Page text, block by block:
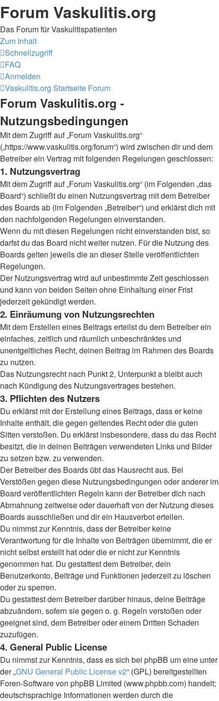
Forum Vaskulitis.org
Das Forum für Vaskulitispatienten
Zum Inhalt
Schnellzugriff
FAQ
Anmelden
Vaskulitis.org Startseite Forum
Forum Vaskulitis.org -
Nutzungsbedingungen
Mit dem Zugriff auf „Forum Vaskulitis.org“
(„https://www.vaskulitis.org/forum“) wird zwischen dir und dem
Betreiber ein Vertrag mit folgenden Regelungen geschlossen:
1. Nutzungsvertrag
Mit dem Zugriff auf „Forum Vaskulitis.org“ (im Folgenden „das
Board“) schließt du einen Nutzungsvertrag mit dem Betreiber
des Boards ab (im Folgenden „Betreiber“) und erklärst dich mit
den nachfolgenden Regelungen einverstanden.
Wenn du mit diesen Regelungen nicht einverstanden bist, so
darfst du das Board nicht weiter nutzen. Für die Nutzung des
Boards gelten jeweils die an dieser Stelle veröffentlichten
Regelungen.
Der Nutzungsvertrag wird auf unbestimmte Zeit geschlossen
und kann von beiden Seiten ohne Einhaltung einer Frist
jederzeit gekündigt werden.
2. Einräumung von Nutzungsrechten
Mit dem Erstellen eines Beitrags erteilst du dem Betreiber ein
einfaches, zeitlich und räumlich unbeschränktes und
unentgeltliches Recht, deinen Beitrag im Rahmen des Boards
zu nutzen.
Das Nutzungsrecht nach Punkt 2, Unterpunkt a bleibt auch
nach Kündigung des Nutzungsvertrages bestehen.
3. Pflichten des Nutzers
Du erklärst mit der Erstellung eines Beitrags, dass er keine
Inhalte enthält, die gegen geltendes Recht oder die guten
Sitten verstoßen. Du erklärst insbesondere, dass du das Recht
besitzt, die in deinen Beiträgen verwendeten Links und Bilder
zu setzen bzw. zu verwenden.
Der Betreiber des Boards übt das Hausrecht aus. Bei
Verstößen gegen diese Nutzungsbedingungen oder anderer im
Board veröffentlichten Regeln kann der Betreiber dich nach
Abmahnung zeitweise oder dauerhaft von der Nutzung dieses
Boards ausschließen und dir ein Hausverbot erteilen.
Du nimmst zur Kenntnis, dass der Betreiber keine
Verantwortung für die Inhalte von Beiträgen übernimmt, die er
nicht selbst erstellt hat oder die er nicht zur Kenntnis
genommen hat. Du gestattest dem Betreiber, dein
Benutzerkonto, Beiträge und Funktionen jederzeit zu löschen
oder zu sperren.
Du gestattest dem Betreiber darüber hinaus, deine Beiträge
abzuändern, sofern sie gegen o. g. Regeln verstoßen oder
geeignet sind, dem Betreiber oder einem Dritten Schaden
zuzufügen.
4. General Public License
Du nimmst zur Kenntnis, dass es sich bei phpBB um eine unter
der „GNU General Public License v2“ (GPL) bereitgestellten
Foren-Software von phpBB Limited (www.phpbb.com) handelt;
deutschsprachige Informationen werden durch die